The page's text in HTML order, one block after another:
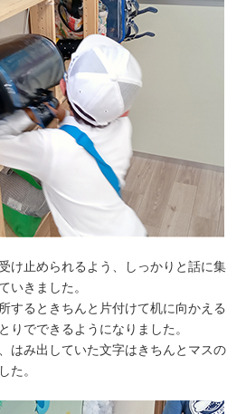
け止められるよう、しっかりと話に集
いきました。
するときちんと片付けて机に向かえる
りでできるようになりました。
はみ出していた文字はきちんとマスの
た。